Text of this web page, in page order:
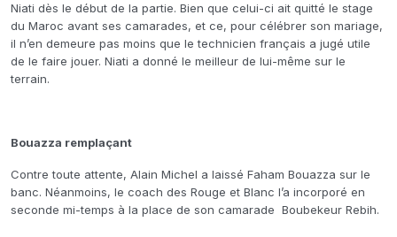
Niati dès le début de la partie. Bien que celui-ci ait quitté le stage
du Maroc avant ses camarades, et ce, pour célébrer son mariage,
il n’en demeure pas moins que le technicien français a jugé utile
de le faire jouer. Niati a donné le meilleur de lui-même sur le
terrain.
Bouazza remplaçant
Contre toute attente, Alain Michel a laissé Faham Bouazza sur le
banc. Néanmoins, le coach des Rouge et Blanc l’a incorporé en
seconde mi-temps à la place de son camarade Boubekeur Rebih.